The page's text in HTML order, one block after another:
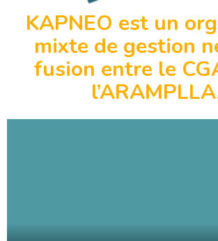
KAPNEO est un
mixte de gestion
fusion entre le